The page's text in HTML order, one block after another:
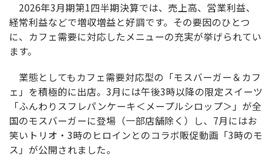
2026年3月期第1四半期決算では、売上高、営業利益、
経常利益などで増収増益と好調です。その要因のひとつ
に、カフェ需要に対応したメニューの充実が挙げられてい
ます。
業態としてもカフェ需要対応型の「モスバーガー＆カフ
ェ」を積極的に出店。3月には午後3時以降の限定スイーツ
「ふんわりスフレパンケーキ＜メープルシロップ＞」が全
国のモスバーガーに登場（一部店舗除く）し、7月にはお
笑いトリオ・3時のヒロインとのコラボ販促動画「3時のモ
ス」が公開されました。